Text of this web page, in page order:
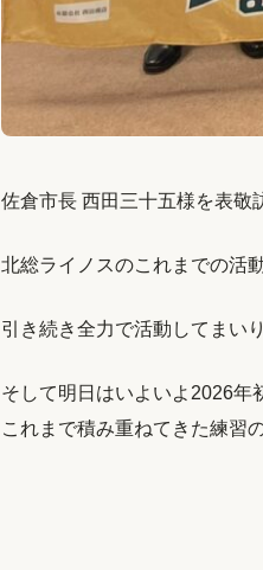
佐倉市長 西田三十五様を表敬
北総ライノスのこれまでの活
引き続き全力で活動してまいり
そして明日はいよいよ2026年
これまで積み重ねてきた練習